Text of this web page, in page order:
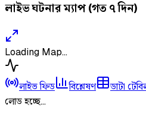
লাইভ ঘটনার ম্যাপ (গত ৭ দিন)
Loading Map...
লাইভ ফিড বিশ্লেষণ ডাটা
লোড হচ্ছে...